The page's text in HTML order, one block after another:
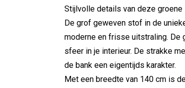
Stijlvolle details van deze groene
De grof geweven stof in de
moderne en frisse uitstraling. De
sfeer in je interieur. De strakke
de bank een eigentijds karakter.
Met een breedte van 140 cm is